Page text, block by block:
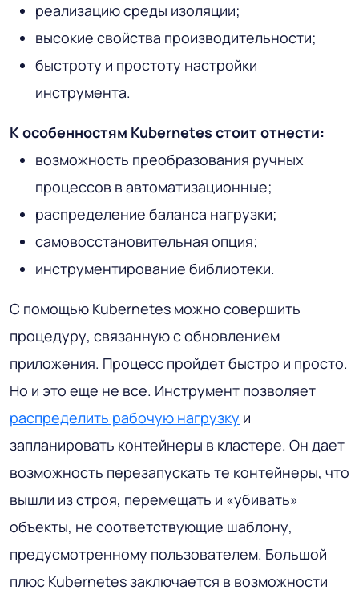
реализацию среды изоляции;
высокие свойства производительности;
быстроту и простоту настройки
инструмента.
К особенностям Kubernetes стоит отнести:
возможность преобразования ручных
процессов в автоматизационные;
распределение баланса нагрузки;
самовосстановительная опция;
инструментирование библиотеки.
С помощью Kubernetes можно совершить
процедуру, связанную с обновлением
приложения. Процесс пройдет быстро и просто.
Но и это еще не все. Инструмент позволяет
распределить рабочую нагрузку и
запланировать контейнеры в кластере. Он дает
возможность перезапускать те контейнеры, что
вышли из строя, перемещать и «убивать»
объекты, не соответствующие шаблону,
предусмотренному пользователем. Большой
плюс Kubernetes заключается в возможности